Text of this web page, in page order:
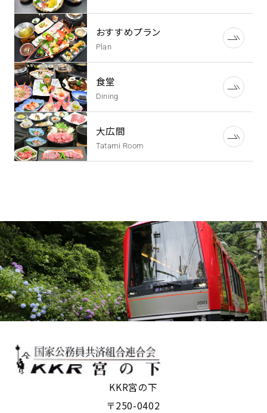
おすすめプラン
Plan
食堂
Dining
大広間
Tatami Room
KKR宮の下
〒250-0402